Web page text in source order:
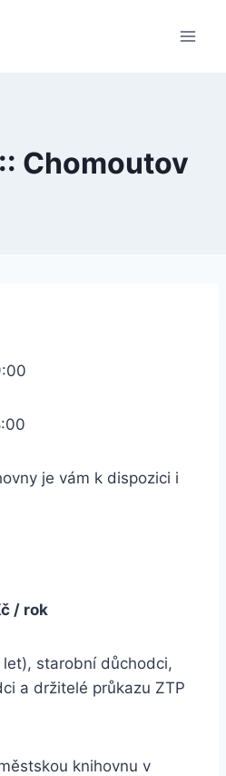
Chomoutov
je vám k dispozici i
/ rok
starobní důchodci,
a držitelé průkazu ZTP
knihovnu v